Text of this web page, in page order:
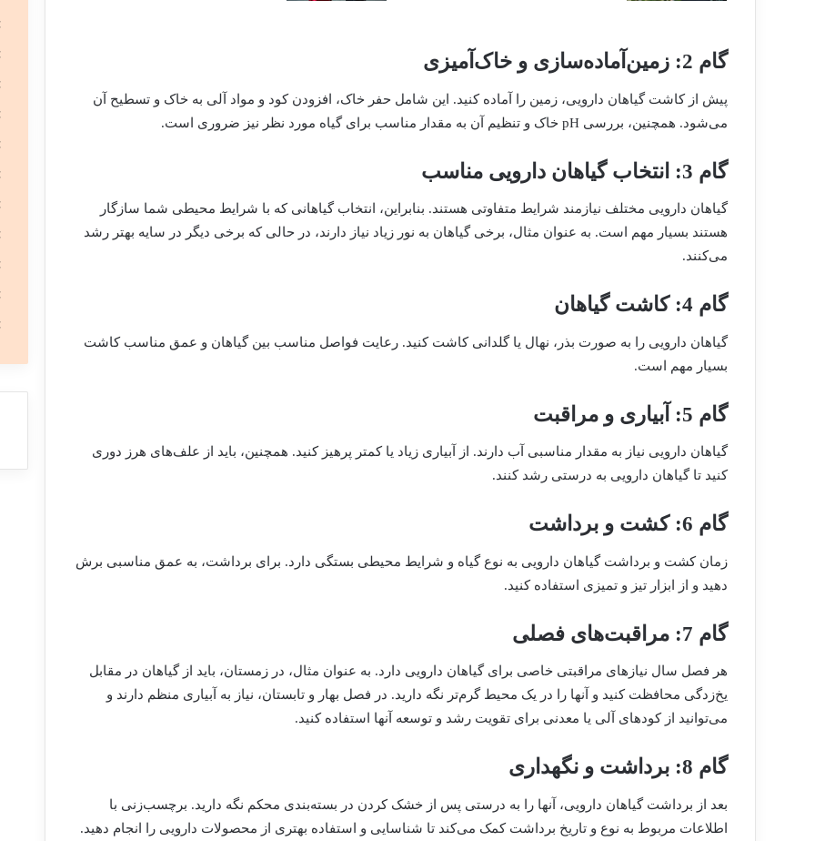
گام 2: زمین‌آماده‌سازی و خاک‌آمیزی
پیش از کاشت گیاهان دارویی، زمین را آماده کنید. این شامل حفر خاک، افزودن کود و مواد آلی به خاک و تسطیح آن
می‌شود. همچنین، بررسی pH خاک و تنظیم آن به مقدار مناسب برای گیاه مورد نظر نیز ضروری است.
گام 3: انتخاب گیاهان دارویی مناسب
گیاهان دارویی مختلف نیازمند شرایط متفاوتی هستند. بنابراین، انتخاب گیاهانی که با شرایط محیطی شما سازگار
هستند بسیار مهم است. به عنوان مثال، برخی گیاهان به نور زیاد نیاز دارند، در حالی که برخی دیگر در سایه بهتر رشد
می‌کنند.
گام 4: کاشت گیاهان
گیاهان دارویی را به صورت بذر، نهال یا گلدانی کاشت کنید. رعایت فواصل مناسب بین گیاهان و عمق مناسب کاشت
بسیار مهم است.
گام 5: آبیاری و مراقبت
گیاهان دارویی نیاز به مقدار مناسبی آب دارند. از آبیاری زیاد یا کمتر پرهیز کنید. همچنین، باید از علف‌های هرز دوری
کنید تا گیاهان دارویی به درستی رشد کنند.
گام 6: کشت و برداشت
زمان کشت و برداشت گیاهان دارویی به نوع گیاه و شرایط محیطی بستگی دارد. برای برداشت، به عمق مناسبی برش
دهید و از ابزار تیز و تمیزی استفاده کنید.
گام 7: مراقبت‌های فصلی
هر فصل سال نیازهای مراقبتی خاصی برای گیاهان دارویی دارد. به عنوان مثال، در زمستان، باید از گیاهان در مقابل
یخ‌زدگی محافظت کنید و آنها را در یک محیط گرم‌تر نگه دارید. در فصل بهار و تابستان، نیاز به آبیاری منظم دارند و
می‌توانید از کود‌های آلی یا معدنی برای تقویت رشد و توسعه آنها استفاده کنید.
گام 8: برداشت و نگهداری
بعد از برداشت گیاهان دارویی، آنها را به درستی پس از خشک کردن در بسته‌بندی محکم نگه دارید. برچسب‌زنی با
اطلاعات مربوط به نوع و تاریخ برداشت کمک می‌کند تا شناسایی و استفاده بهتری از محصولات دارویی را انجام دهید.